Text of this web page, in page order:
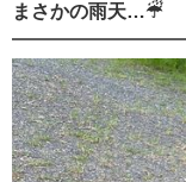
まさかの雨天…☔︎